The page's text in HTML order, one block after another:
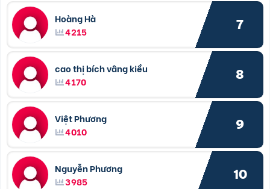
Hoàng Hà
4215
7
cao thị bích vâng kiều
4170
8
Việt Phương
4010
9
Nguyễn Phương
3985
10